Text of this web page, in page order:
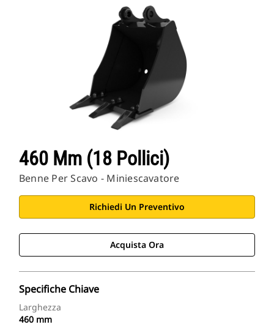
460 Mm (18 Pollici)
Benne Per Scavo - Miniescavatore
Richiedi Un Preventivo
Acquista Ora
Specifiche Chiave
Larghezza
460 mm